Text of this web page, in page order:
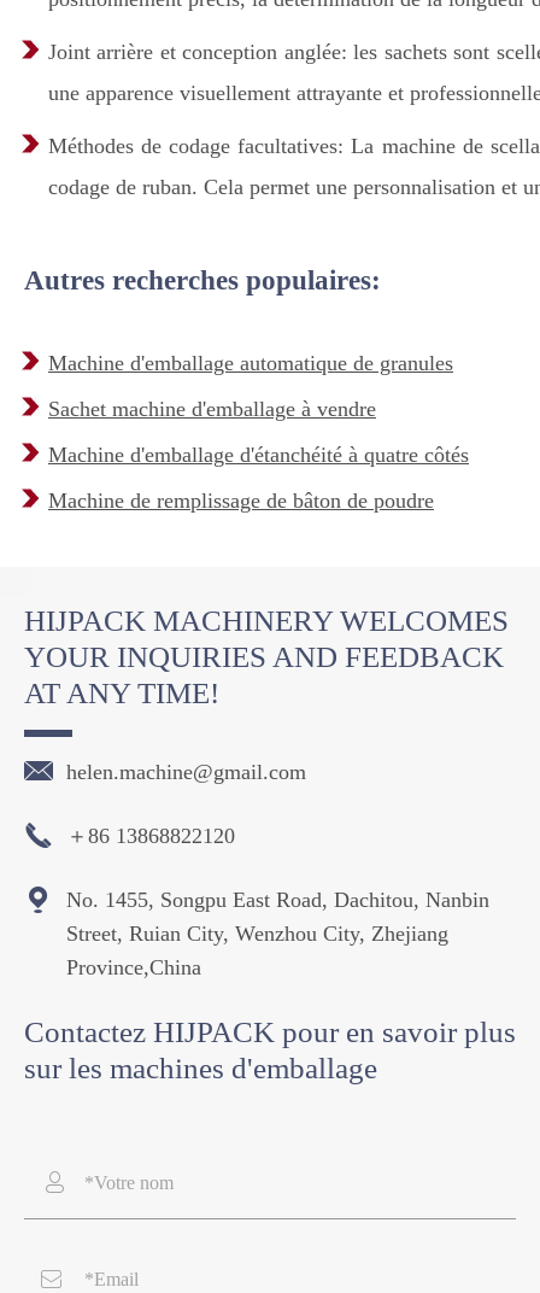
Joint arrière et conception anglée: les sachets sont
une apparence visuellement attrayante et
Méthodes de codage facultatives: La machine de
codage de ruban. Cela permet une personnalisation et
Autres recherches populaires:
Machine d'emballage automatique de granules
Sachet machine d'emballage à vendre
Machine d'emballage d'étanchéité à quatre côtés
Machine de remplissage de bâton de poudre
HIJPACK MACHINERY WELCOMES
YOUR INQUIRIES AND FEEDBACK
AT ANY TIME!
 helen.machine@gmail.com
 ＋86 13868822120

No. 1455, Songpu East Road, Dachitou, Nanbin
Street, Ruian City, Wenzhou City, Zhejiang
Province,China
Contactez HIJPACK pour en savoir plus
sur les machines d'emballage

